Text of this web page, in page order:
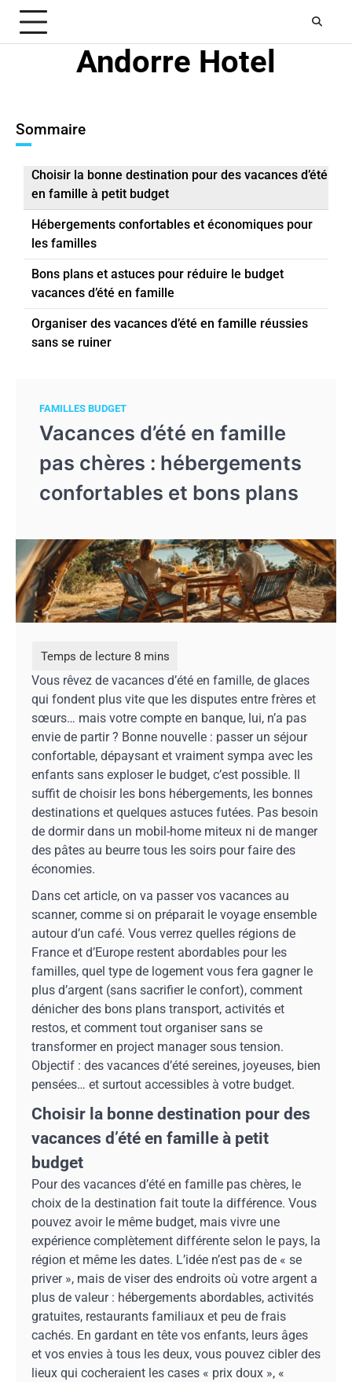
Skip
content
Andorre Hotel
FAMILLES BUDGET
Vacances d’été en famille
pas chères : hébergements
confortables et bons plans
Vous rêvez de vacances d’été en famille, de glaces
qui fondent plus vite que les disputes entre frères et
sœurs… mais votre compte en banque, lui, n’a pas
envie de partir ? Bonne nouvelle : passer un séjour
confortable, dépaysant et vraiment sympa avec les
enfants sans exploser le budget, c’est possible. Il
suffit de choisir les bons hébergements, les bonnes
destinations et quelques astuces futées. Pas besoin
de dormir dans un mobil-home miteux ni de manger
des pâtes au beurre tous les soirs pour faire des
économies.
Dans cet article, on va passer vos vacances au
scanner, comme si on préparait le voyage ensemble
autour d’un café. Vous verrez quelles régions de
France et d’Europe restent abordables pour les
familles, quel type de logement vous fera gagner le
plus d’argent (sans sacrifier le confort), comment
dénicher des bons plans transport, activités et
restos, et comment tout organiser sans se
transformer en project manager sous tension.
Objectif : des vacances d’été sereines, joyeuses, bien
pensées… et surtout accessibles à votre budget.
Choisir la bonne destination pour des
vacances d’été en famille à petit
budget
Pour des vacances d’été en famille pas chères, le
choix de la destination fait toute la différence. Vous
pouvez avoir le même budget, mais vivre une
expérience complètement différente selon le pays, la
région et même les dates. L’idée n’est pas de « se
priver », mais de viser des endroits où votre argent a
plus de valeur : hébergements abordables, activités
gratuites, restaurants familiaux et peu de frais
cachés. En gardant en tête vos enfants, leurs âges
et vos envies à tous les deux, vous pouvez cibler des
lieux qui cocheraient les cases « prix doux », «
Sommaire
Choisir la bonne destination pour des vacances d’été
en famille à petit budget
Hébergements confortables et économiques pour
les familles
Bons plans et astuces pour réduire le budget
vacances d’été en famille
Organiser des vacances d’été en famille réussies
sans se ruiner